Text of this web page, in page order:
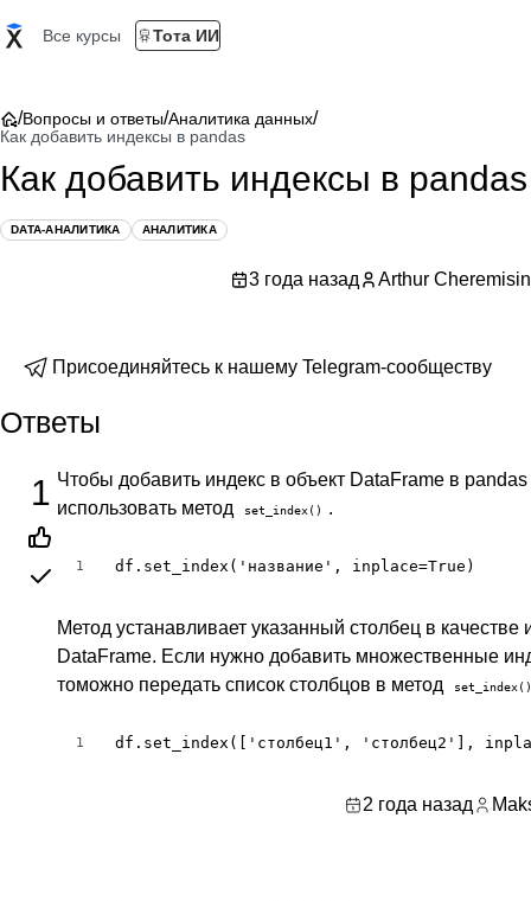
Все курсы Тота ИИ
/Вопросы и ответы/Аналитика данных/
Как добавить индексы в pandas
Как добавить индексы в pandas
DATA-АНАЛИТИКА АНАЛИТИКА
3 года назад Arthur Cheremisin
Присоединяйтесь к нашему Telegram-сообществу
Ответы
1 Чтобы добавить индекс в объект DataFrame в
использовать метод
set_index() .
1 df.set_index('название', inplace=True)
Метод устанавливает указанный столбец в качестве
DataFrame. Если нужно добавить множественные
томожно передать список столбцов в метод
set_index()
1 df.set_index(['столбец1', 'столбец2'],
2 года назад